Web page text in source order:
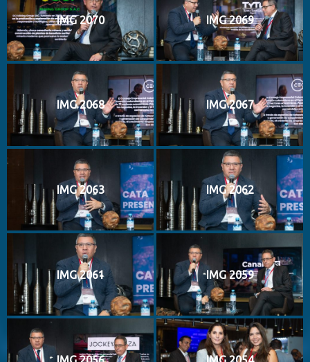
IMG 2070 IMG 2069
IMG 2068 IMG 2067
IMG 2063 IMG 2062
IMG 2061 IMG 2059